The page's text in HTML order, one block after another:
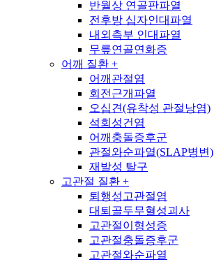
반월상 연골판파열
전후방 십자인대파열
내외측부 인대파열
무릎연골연화증
어깨 질환 +
어깨관절염
회전근개파열
오십견(유착성 관절낭염)
석회성건염
어깨충돌증후군
관절와순파열(SLAP병변)
재발성 탈구
고관절 질환 +
퇴행성고관절염
대퇴골두무혈성괴사
고관절이형성증
고관절충돌증후군
고관절와순파열